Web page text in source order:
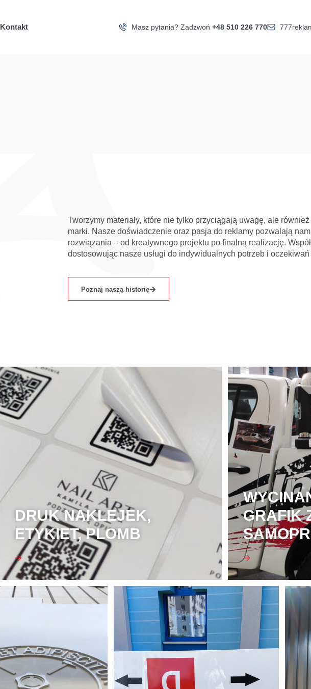
Kontakt Masz pytania? Zadzwoń +48 510 226 770
Tworzymy materiały, które nie tylko przyciągają uwagę, ale
marki. Nasze doświadczenie oraz pasja do reklamy pozwalają
rozwiązania – od kreatywnego projektu po finalną realizację.
dostosowując nasze usługi do indywidualnych potrzeb i oczekiwań
Poznaj naszą historię
DRUK NAKLEJEK,
ETYKIET, PLOMB
GRAFIK